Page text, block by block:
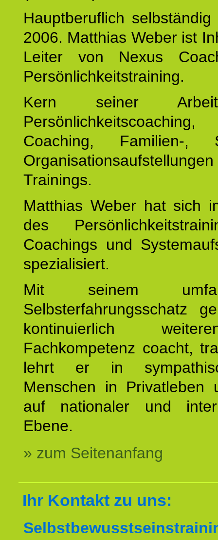
Hauptberuflich
2006. Matthias Weber ist
Leiter von Nexus
Persönlichkeitstraining.
Kern seiner
Persönlichkeitscoaching,
Coaching, Familien-,
Trainings.
Matthias Weber hat sich
des
Coachings und
spezialisiert.
Mit seinem
Selbsterfahrungsschatz
kontinuierlich
Fachkompetenz coacht,
lehrt er in
Menschen in Privatleben
auf nationaler und
Ebene.
» zum Seitenanfang
Ihr Kontakt zu uns: